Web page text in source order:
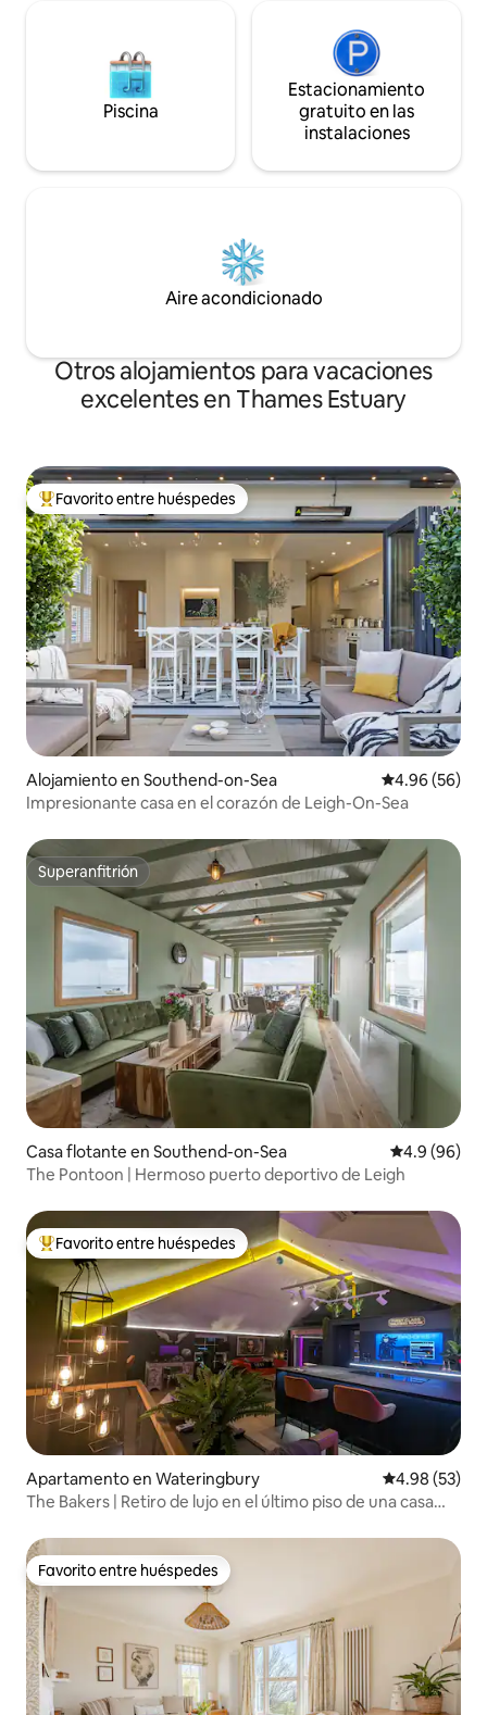
Piscina
Estacionamiento
gratuito en las
instalaciones
Aire acondicionado
Otros alojamientos para vacaciones
excelentes en Thames Estuary
Favorito entre huéspedes preferido
Favorito entre huéspedes
Alojamiento en Southend-on-Sea Calificación
4.96 (56)
Impresionante casa en el corazón de Leigh-On-Sea
Superanfitrión
Superanfitrión
Casa flotante en Southend-on-Sea Calificación
4.9 (96)
The Pontoon | Hermoso puerto deportivo de Leigh
Favorito entre huéspedes preferido
Favorito entre huéspedes
Apartamento en Wateringbury Calificación
4.98 (53)
The Bakers | Retiro de lujo en el último piso de una casa
Favorito entre huéspedes
Favorito entre huéspedes